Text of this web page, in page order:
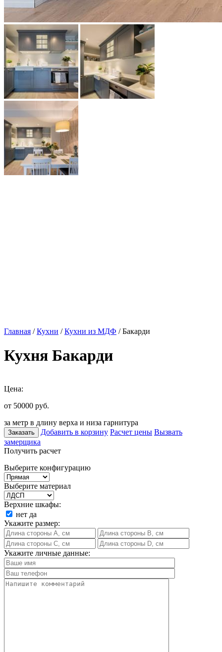
Главная /Кухни /Кухни из МДФ / Бакарди
Кухня Бакарди
Цена:
от 50000 руб.
за метр в длину верха и низа гарнитура
Заказать Добавить в корзину Расчет цены Вызвать
замерщика
Получить расчет
Выберите конфигурацию
Выберите материал
Верхние шкафы:
нет да
Укажите размер:
Укажите личные данные: